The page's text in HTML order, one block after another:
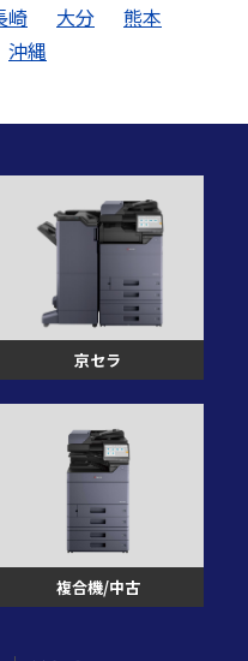
崎 大分
熊本
沖縄
京セラ
複合機/中古